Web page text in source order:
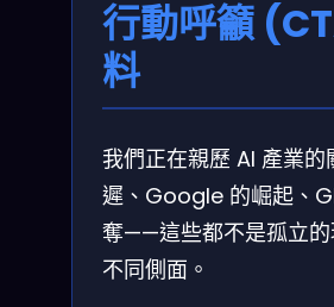
行動呼籲
料
我們正在親歷 AI 產業
遲、Google 的崛起、
奪——這些都不是孤立
不同側面。